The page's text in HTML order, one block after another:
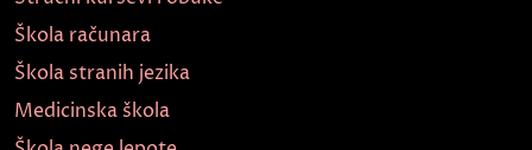
Škola računara
Škola stranih jezika
Medicinska škola